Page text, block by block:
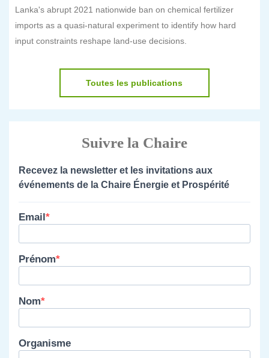
Lanka's abrupt 2021 nationwide ban on chemical fertilizer
imports as a quasi-natural experiment to identify how hard
input constraints reshape land-use decisions.
Toutes les publications
Suivre la Chaire
Recevez la newsletter et les invitations aux
événements de la Chaire Énergie et Prospérité
Email
Prénom
Nom
Organisme